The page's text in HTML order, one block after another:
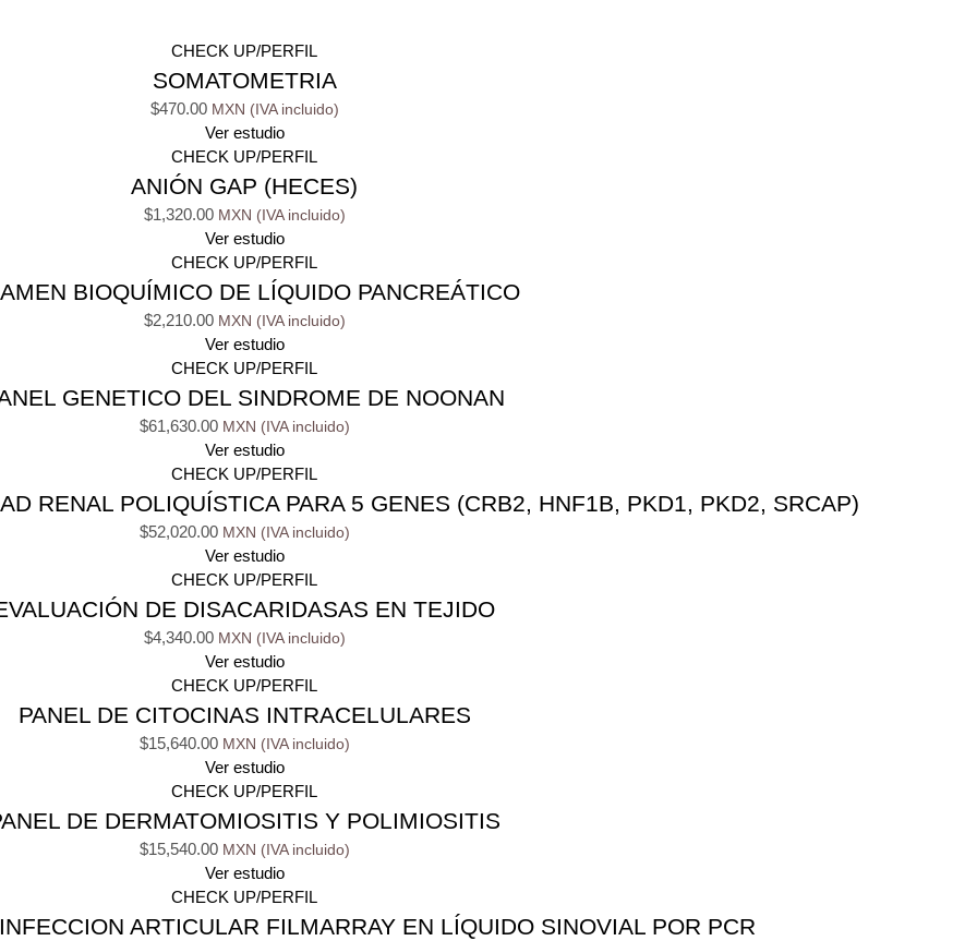
CHECK UP/PERFIL
SOMATOMETRIA
$470.00
Ver estudio
CHECK UP/PERFIL
ANIÓN GAP (HECES)
$1,320.00
Ver estudio
CHECK UP/PERFIL
BIOQUÍMICO DE LÍQUIDO PANCREÁTICO
$2,210.00
Ver estudio
CHECK UP/PERFIL
GENETICO DEL SINDROME DE NOONAN
$61,630.00
Ver estudio
CHECK UP/PERFIL
RENAL POLIQUÍSTICA PARA 5 GENES (CRB2, HNF1B, PKD1, PKD2, SRCAP)
$52,020.00
Ver estudio
CHECK UP/PERFIL
DE DISACARIDASAS EN TEJIDO
$4,340.00
Ver estudio
CHECK UP/PERFIL
PANEL DE CITOCINAS INTRACELULARES
$15,640.00
Ver estudio
CHECK UP/PERFIL
DE DERMATOMIOSITIS Y POLIMIOSITIS
$15,540.00
Ver estudio
CHECK UP/PERFIL
ARTICULAR FILMARRAY EN LÍQUIDO SINOVIAL POR PCR